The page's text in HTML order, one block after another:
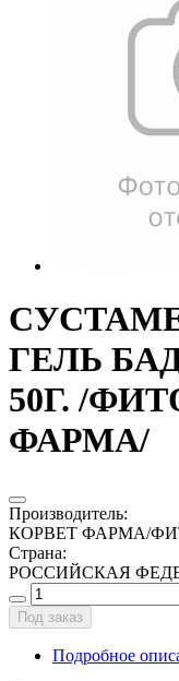
ГЕЛЬ
50Г. /
ФАРМА/
Производитель:
КОРВЕТ ФАРМА/
Страна:
РОССИЙСКАЯ
Под заказ
Подробное